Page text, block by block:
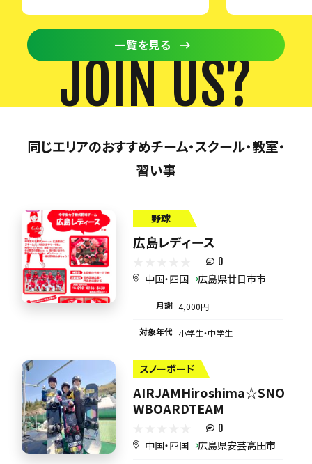
一覧を見る
JOIN US?
同じエリアのおすすめチーム・スクール・教室・
習い事
野球
広島レディース
0
中国・四国 広島県廿日市市
月謝 4,000円
対象年代 小学生・中学生
スノーボード
AIRJAMHiroshima☆SNO
WBOARDTEAM
0
中国・四国 広島県安芸高田市